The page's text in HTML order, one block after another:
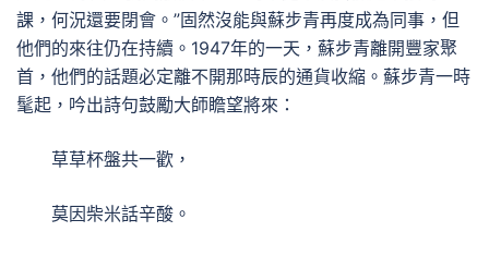
課，何況還要閉會。”固然沒能與蘇步青再度成為同事，但
他們的來往仍在持續。1947年的一天，蘇步青離開豐家聚
首，他們的話題必定離不開那時辰的通貨收縮。蘇步青一時
髦起，吟出詩句鼓勵大師瞻望將來：
草草杯盤共一歡，
莫因柴米話辛酸。